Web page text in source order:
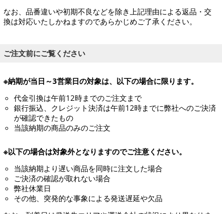
なお、品番違いや初期不良などを除き上記理由による返品・交
換は対応いたしかねますのであらかじめご了承ください。
ご注文前にご覧ください
※納期が当日～3営業日の対象は、以下の場合に限ります。
代金引換は午前12時までのご注文まで
銀行振込、クレジット決済は午前12時までに弊社へのご決済
が確認できたもの
当該納期の商品のみのご注文
※以下の場合は対象外となりますのでご注意ください。
当該納期より遅い商品を同時に注文した場合
ご決済の確認が取れない場合
弊社休業日
その他、突発的な事象による発送遅延や欠品